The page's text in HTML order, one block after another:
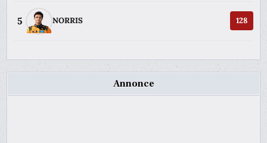
5 NORRIS 128
Annonce